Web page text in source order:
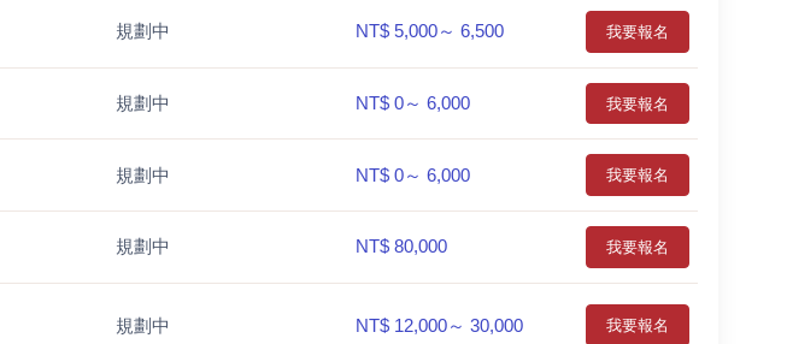
規劃中 NT$ 5,000～ 6,500 我要報名
規劃中 NT$ 0～ 6,000 我要報名
規劃中 NT$ 0～ 6,000 我要報名
規劃中 NT$ 80,000 我要報名
規劃中 NT$ 12,000～ 30,000 我要報名